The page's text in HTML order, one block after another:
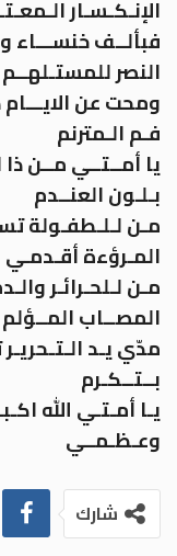
الإنـكـسـار
فبألــف
النصر للمستـلهــم
ومحت عن
فـم الـمترنم
يا أمــتــي مــن
بـلـون العنــدم
مـن لـلـطفـولة
المـرؤءة أقـدمـي
مـن لـلحـرائـر
المصــاب المــؤلم
مدّي يـد الـتـحريـر
بــتــكـرم
يـا أمـتـي الله
وعـظـمــي
شارك